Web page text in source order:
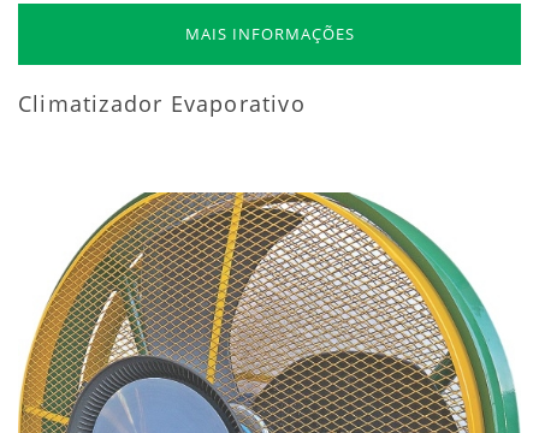
MAIS INFORMAÇÕES
Climatizador Evaporativo